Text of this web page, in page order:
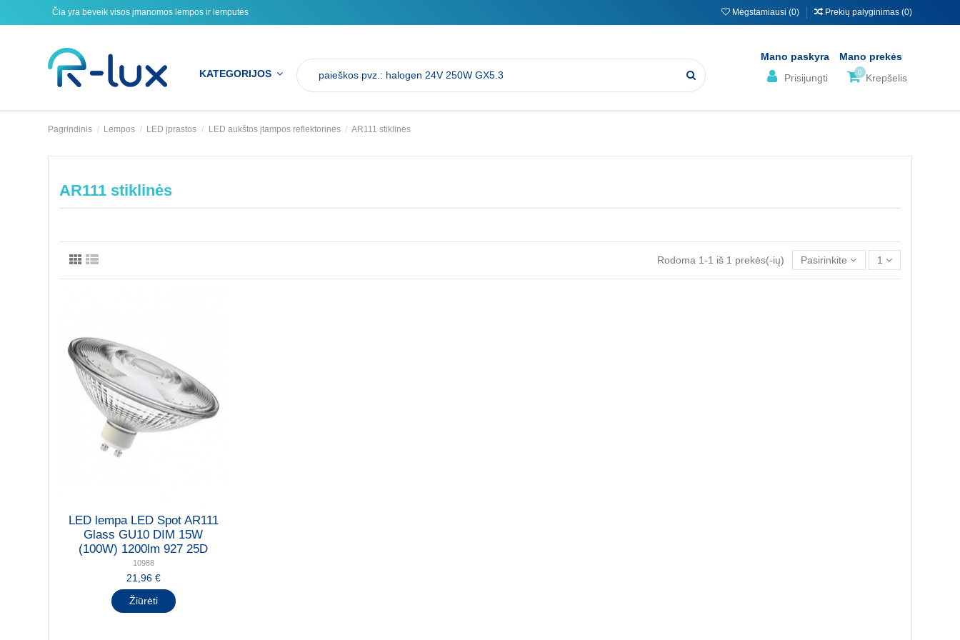
Čia yra beveik visos įmanomos lempos ir lemputės Mėgstamiausi (0) Prekių palyginimas (0)
KATEGORIJOS
Mano paskyra
Prisijungti
Mano prekės
0Krepšelis
Pagrindinis Lempos LED įprastos LED aukštos įtampos reflektorinės AR111 stiklinės
AR111 stiklinės
Rodoma 1-1 iš 1 prekės(-ių) Pasirinkite 1
LED lempa LED Spot AR111
Glass GU10 DIM 15W
(100W) 1200lm 927 25D
10988
21,96 €
Žiūrėti